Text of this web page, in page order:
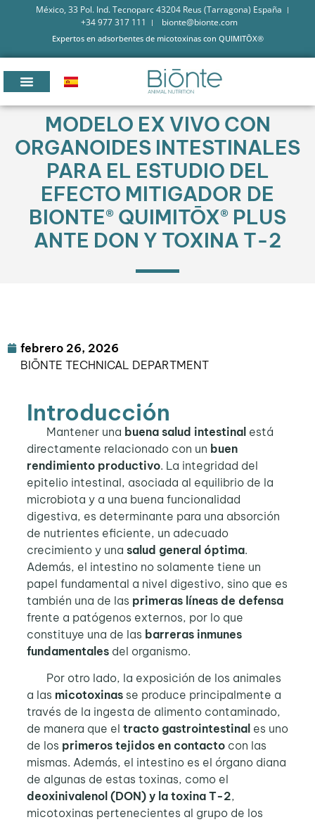
México, 33 Pol. Ind. Tecnoparc 43204 Reus (Tarragona) España
+34 977 317 111
bionte@bionte.com
Expertos en adsorbentes de micotoxinas con QUIMITŌX®
MODELO EX VIVO CON
ORGANOIDES INTESTINALES
PARA EL ESTUDIO DEL
EFECTO MITIGADOR DE
BIONTE® QUIMITŌX® PLUS
ANTE DON Y TOXINA T-2
febrero 26, 2026
BIŌNTE TECHNICAL DEPARTMENT
Introducción
Mantener una buena salud intestinalestá
directamente relacionado con un buen
rendimiento productivo. La integridad del
epitelio intestinal, asociada al equilibrio de la
microbiota y a una buena funcionalidad
digestiva, es determinante para una absorción
de nutrientes eficiente, un adecuado
crecimiento y una salud general óptima.
Además, el intestino no solamente tiene un
papel fundamental a nivel digestivo, sino que es
también una de las primeras líneas de defensa
frente a patógenos externos, por lo que
constituye una de las barreras inmunes
fundamentalesdel organismo.
Por otro lado, la exposición de los animales
a las micotoxinasse produce principalmente a
través de la ingesta de alimento contaminado,
de manera que el tracto gastrointestinal es uno
de los primeros tejidos en contactocon las
mismas. Además, el intestino es el órgano diana
de algunas de estas toxinas, como el
deoxinivalenol (DON) y la toxina T-2,
micotoxinas pertenecientes al grupo de los